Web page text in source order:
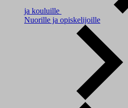
ja kouluille
Nuorille ja opiskelijoille